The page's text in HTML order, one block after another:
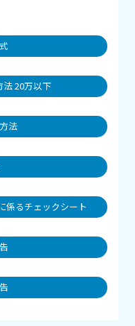
20万以下
法
係るチェックシート